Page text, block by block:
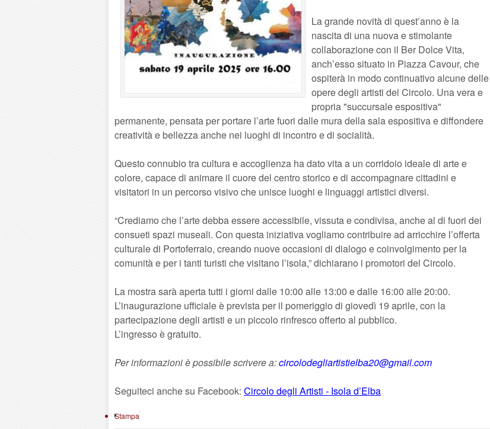
La grande novità di quest’anno è la
nascita di una nuova e stimolante
collaborazione con il Ber Dolce Vita,
anch’esso situato in Piazza Cavour, che
ospiterà in modo continuativo alcune delle
opere degli artisti del Circolo. Una vera e
propria "succursale espositiva"
permanente, pensata per portare l’arte fuori dalle mura della sala espositiva e diffondere
creatività e bellezza anche nei luoghi di incontro e di socialità.
Questo connubio tra cultura e accoglienza ha dato vita a un corridoio ideale di arte e
colore, capace di animare il cuore del centro storico e di accompagnare cittadini e
visitatori in un percorso visivo che unisce luoghi e linguaggi artistici diversi.
“Crediamo che l’arte debba essere accessibile, vissuta e condivisa, anche al di fuori dei
consueti spazi museali. Con questa iniziativa vogliamo contribuire ad arricchire l’offerta
culturale di Portoferraio, creando nuove occasioni di dialogo e coinvolgimento per la
comunità e per i tanti turisti che visitano l’isola,” dichiarano i promotori del Circolo.
La mostra sarà aperta tutti i giorni dalle 10:00 alle 13:00 e dalle 16:00 alle 20:00.
L’inaugurazione ufficiale è prevista per il pomeriggio di giovedì 19 aprile, con la
partecipazione degli artisti e un piccolo rinfresco offerto al pubblico.
L’ingresso è gratuito.
Per informazioni è possibile scrivere a:circolodegliartistielba20@gmail.com
Seguiteci anche su Facebook: Circolo degli Artisti - Isola d’Elba
Stampa